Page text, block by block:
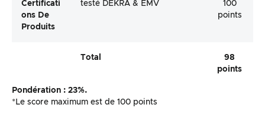
Certificati
Ons De
Produits
testé DEKRA & EMV
100
points
Total
98
points
Pondération : 23%.
*Le score maximum est de 100 points